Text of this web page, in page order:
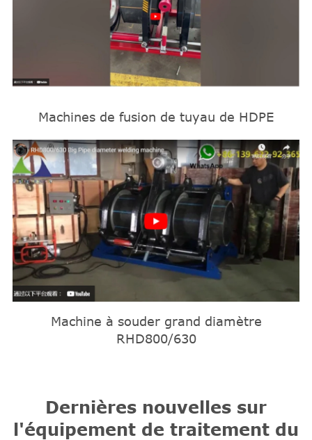
Machines de fusion de tuyau de HDPE
Machine à souder grand diamètre
RHD800/630
Dernières nouvelles sur
l'équipement de traitement du